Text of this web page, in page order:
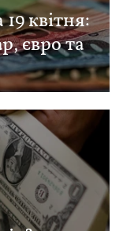
квітня:
євро та